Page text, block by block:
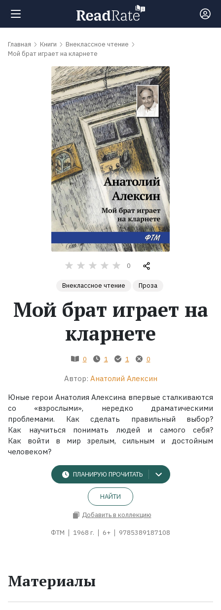
Поиск
Рейтинги
обсуждаемые
Главная Книги
Внеклассное чтение
Мой брат играет на кларнете
0
Внеклассное чтение Проза
Мой брат играет на
кларнете
0 1 1 0
Автор: Анатолий Алексин
Юные герои Анатолия Алексина впервые сталкиваются
со «взрослыми», нередко драматическими
проблемами. Как сделать правильный выбор?
Как научиться понимать людей и самого себя?
Как войти в мир зрелым, сильным и достойным
человеком?
ПЛАНИРУЮ ПРОЧИТАТЬ
НАЙТИ
Добавить в коллекцию
ФТМ 1968 г. 6+ 9785389187108
Материалы